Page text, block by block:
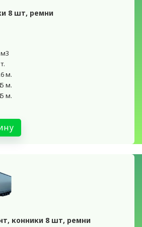
8 шт, ремни
м.
м.
м.
конники 8 шт, ремни